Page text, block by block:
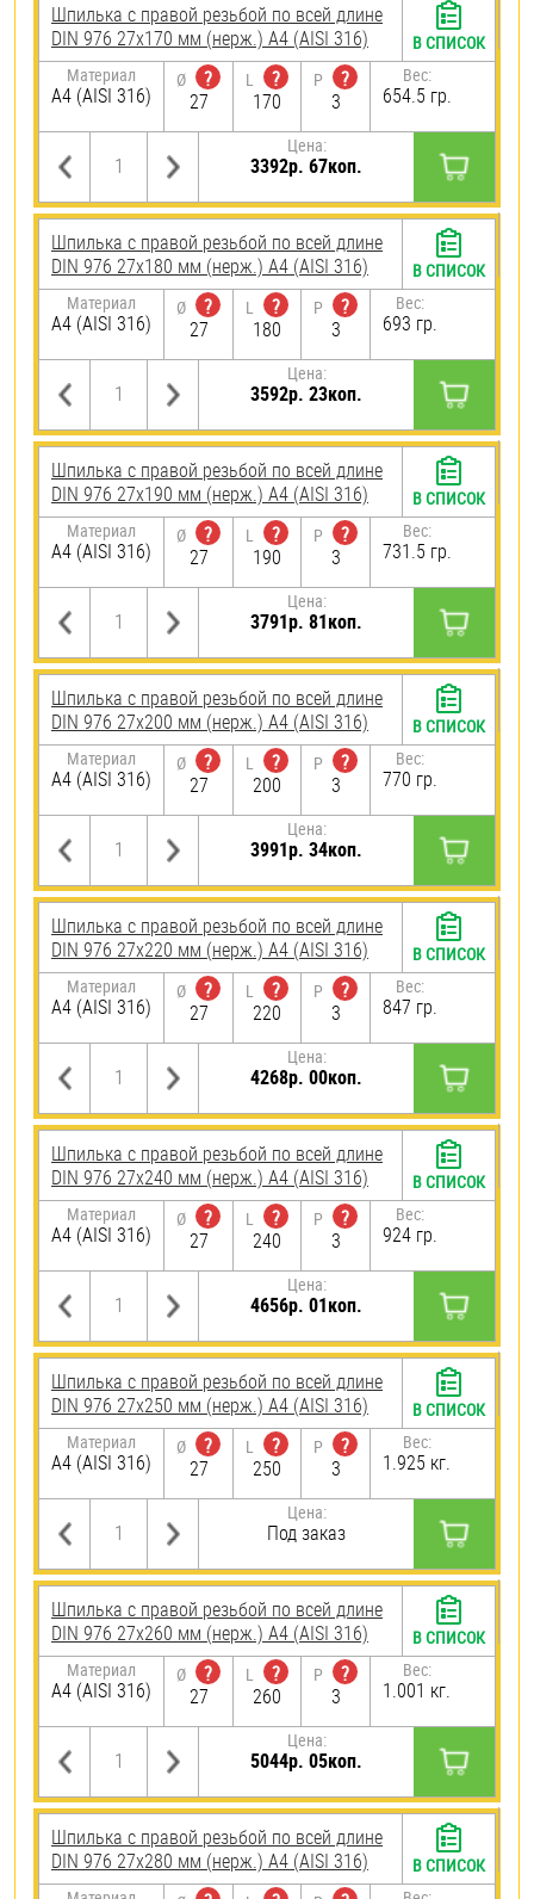
Шпилька с правой резьбой по всей длине
DIN 976 27х170 мм (нерж.) A4 (AISI 316)
Материал
A4 (AISI 316)
Ø
?
27
L
?
170
P
?
3
Вес:
654.5 гр.
Цена:
3392р. 67коп.
В СПИСОК
Шпилька с правой резьбой по всей длине
DIN 976 27х180 мм (нерж.) A4 (AISI 316)
Материал
A4 (AISI 316)
Ø
?
27
L
?
180
P
?
3
Вес:
693 гр.
Цена:
3592р. 23коп.
В СПИСОК
Шпилька с правой резьбой по всей длине
DIN 976 27х190 мм (нерж.) A4 (AISI 316)
Материал
A4 (AISI 316)
Ø
?
27
L
?
190
P
?
3
Вес:
731.5 гр.
Цена:
3791р. 81коп.
В СПИСОК
Шпилька с правой резьбой по всей длине
DIN 976 27х200 мм (нерж.) A4 (AISI 316)
Материал
A4 (AISI 316)
Ø
?
27
L
?
200
P
?
3
Вес:
770 гр.
Цена:
3991р. 34коп.
В СПИСОК
Шпилька с правой резьбой по всей длине
DIN 976 27х220 мм (нерж.) A4 (AISI 316)
Материал
A4 (AISI 316)
Ø
?
27
L
?
220
P
?
3
Вес:
847 гр.
Цена:
4268р. 00коп.
В СПИСОК
Шпилька с правой резьбой по всей длине
DIN 976 27х240 мм (нерж.) A4 (AISI 316)
Материал
A4 (AISI 316)
Ø
?
27
L
?
240
P
?
3
Вес:
924 гр.
Цена:
4656р. 01коп.
В СПИСОК
Шпилька с правой резьбой по всей длине
DIN 976 27х250 мм (нерж.) A4 (AISI 316)
Материал
A4 (AISI 316)
Ø
?
27
L
?
250
P
?
3
Вес:
1.925 кг.
Цена:
Под заказ
В СПИСОК
Шпилька с правой резьбой по всей длине
DIN 976 27х260 мм (нерж.) A4 (AISI 316)
Материал
A4 (AISI 316)
Ø
?
27
L
?
260
P
?
3
Вес:
1.001 кг.
Цена:
5044р. 05коп.
В СПИСОК
Шпилька с правой резьбой по всей длине
DIN 976 27х280 мм (нерж.) A4 (AISI 316)
В СПИСОК